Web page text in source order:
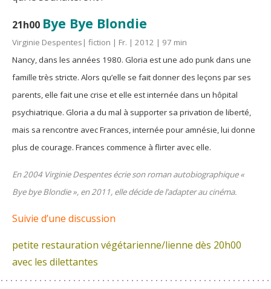
21h00 Bye Bye Blondie
Virginie Despentes| fiction | Fr. | 2012 | 97 min
Nancy, dans les années 1980. Gloria est une ado punk dans une
famille très stricte. Alors qu’elle se fait donner des leçons par ses
parents, elle fait une crise et elle est internée dans un hôpital
psychiatrique. Gloria a du mal à supporter sa privation de liberté,
mais sa rencontre avec Frances, internée pour amnésie, lui donne
plus de courage. Frances commence à flirter avec elle.
En 2004 Virginie Despentes écrie son roman autobiographique «
Bye bye Blondie », en 2011, elle décide de l’adapter au cinéma.
Suivie d’une discussion
petite restauration végétarienne/lienne dès 20h00
avec les dilettantes